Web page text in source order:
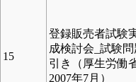
15
登録販売者試験
成検討会_試験
引き（厚生労働
2007年7月）